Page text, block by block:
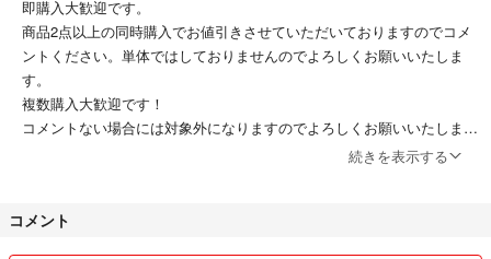
即購入大歓迎です。
商品2点以上の同時購入でお値引きさせていただいておりますのでコメ
ントください。単体ではしておりませんのでよろしくお願いいたしま
す。
複数購入大歓迎です！
コメントない場合には対象外になりますのでよろしくお願いいたしま
2点同時購入 120円引き
続きを表示する
コメント